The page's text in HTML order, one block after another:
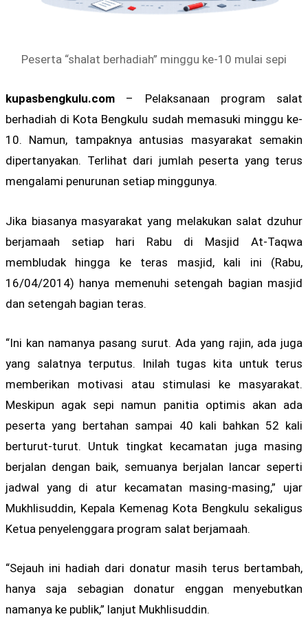
Peserta “shalat berhadiah” minggu ke-10 mulai sepi
kupasbengkulu.com – Pelaksanaan program salat
berhadiah di Kota Bengkulu sudah memasuki minggu ke-
10. Namun, tampaknya antusias masyarakat semakin
dipertanyakan. Terlihat dari jumlah peserta yang terus
mengalami penurunan setiap minggunya.
Jika biasanya masyarakat yang melakukan salat dzuhur
berjamaah setiap hari Rabu di Masjid At-Taqwa
membludak hingga ke teras masjid, kali ini (Rabu,
16/04/2014) hanya memenuhi setengah bagian masjid
dan setengah bagian teras.
“Ini kan namanya pasang surut. Ada yang rajin, ada juga
yang salatnya terputus. Inilah tugas kita untuk terus
memberikan motivasi atau stimulasi ke masyarakat.
Meskipun agak sepi namun panitia optimis akan ada
peserta yang bertahan sampai 40 kali bahkan 52 kali
berturut-turut. Untuk tingkat kecamatan juga masing
berjalan dengan baik, semuanya berjalan lancar seperti
jadwal yang di atur kecamatan masing-masing,” ujar
Mukhlisuddin, Kepala Kemenag Kota Bengkulu sekaligus
Ketua penyelenggara program salat berjamaah.
“Sejauh ini hadiah dari donatur masih terus bertambah,
hanya saja sebagian donatur enggan menyebutkan
namanya ke publik,” lanjut Mukhlisuddin.